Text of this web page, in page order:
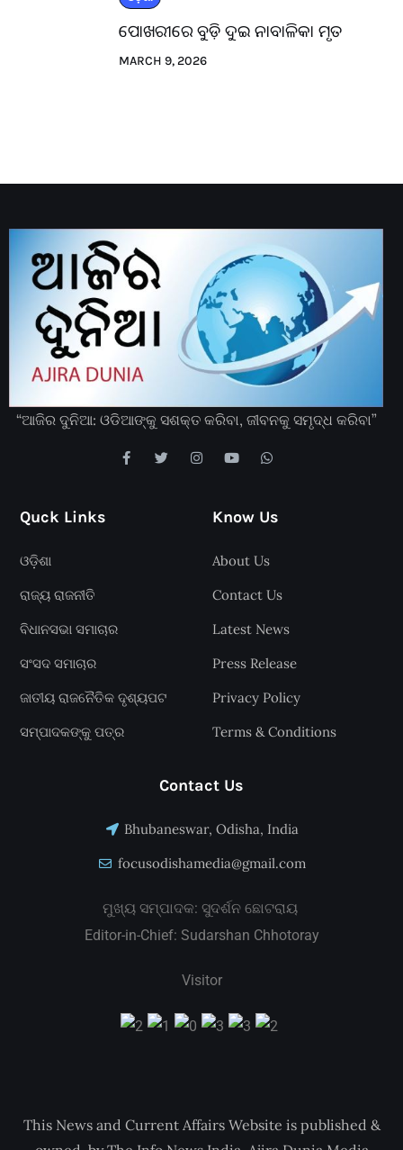
ପୋଖରୀରେ ବୁଡ଼ି ଦୁଇ ନାବାଳିକା ମୃତ
MARCH 9, 2026
“ଆଜିର ଦୁନିଆ: ଓଡିଆଙ୍କୁ ସଶକ୍ତ କରିବା, ଜୀବନକୁ ସମୃଦ୍ଧ କରିବା”
Quck Links
ଓଡ଼ିଶା
ରାଜ୍ୟ ରାଜନୀତି
ବିଧାନସଭା ସମାଚାର
ସଂସଦ ସମାଚାର
ଜାତୀୟ ରାଜନୈତିକ ଦୃଶ୍ୟପଟ
ସମ୍ପାଦକଙ୍କୁ ପତ୍ର
Know Us
About Us
Contact Us
Latest News
Press Release
Privacy Policy
Terms & Conditions
Contact Us
Bhubaneswar, Odisha, India
focusodishamedia@gmail.com
ମୁଖ୍ୟ ସମ୍ପାଦକ: ସୁଦର୍ଶନ ଛୋଟରାୟ
Editor-in-Chief: Sudarshan Chhotoray
Visitor
This News and Current Affairs Website is published &